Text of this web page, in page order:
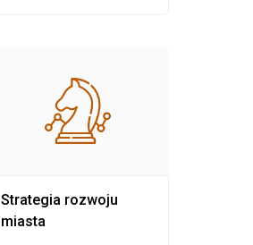
Strategia rozwoju
miasta